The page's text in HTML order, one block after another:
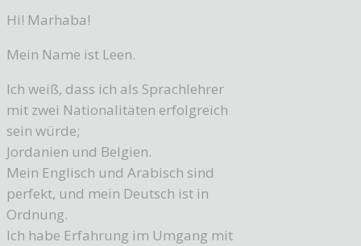
Hi! Marhaba!
Mein Name ist Leen.
Ich weiß, dass ich als Sprachlehrer
mit zwei Nationalitäten erfolgreich
sein würde;
Jordanien und Belgien.
Mein Englisch und Arabisch sind
perfekt, und mein Deutsch ist in
Ordnung.
Ich habe Erfahrung im Umgang mit